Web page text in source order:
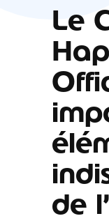
Le
de